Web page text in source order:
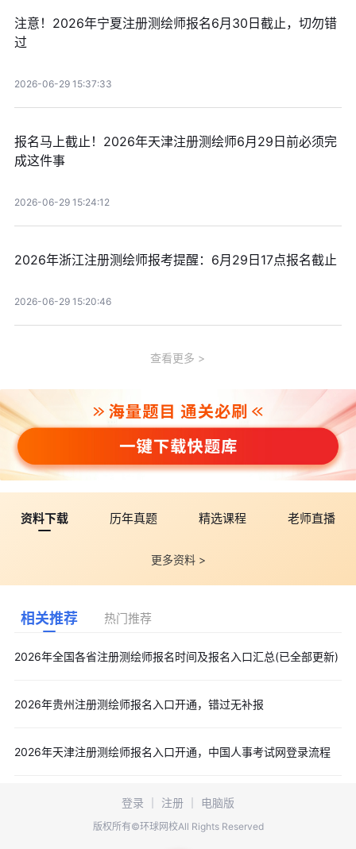
注意！2026年宁夏注册测绘师报名6月30日截止，切勿错
过
2026-06-29 15:37:33
报名马上截止！2026年天津注册测绘师6月29日前必须完
成这件事
2026-06-29 15:24:12
2026年浙江注册测绘师报考提醒：6月29日17点报名截止
2026-06-29 15:20:46
查看更多
资料下载 历年真题 精选课程 老师直播
更多资料 >
相关推荐 热门推荐
2026年全国各省注册测绘师报名时间及报名入口汇总(已全部更新)
2026年贵州注册测绘师报名入口开通，错过无补报
2026年天津注册测绘师报名入口开通，中国人事考试网登录流程
登录 注册 电脑版
版权所有©环球网校All Rights Reserved